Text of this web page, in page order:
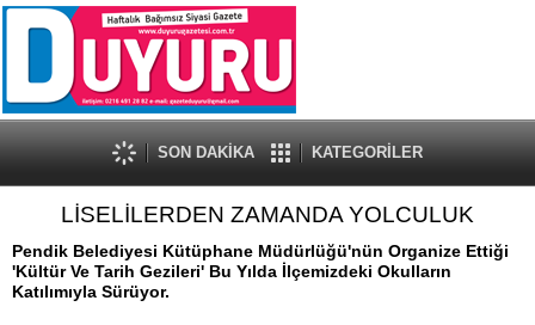
SON DAKİKA KATEGORİLER
LİSELİLERDEN ZAMANDA YOLCULUK
Pendik Belediyesi Kütüphane Müdürlüğü'nün Organize Ettiği
'Kültür Ve Tarih Gezileri' Bu Yılda İlçemizdeki Okulların
Katılımıyla Sürüyor.